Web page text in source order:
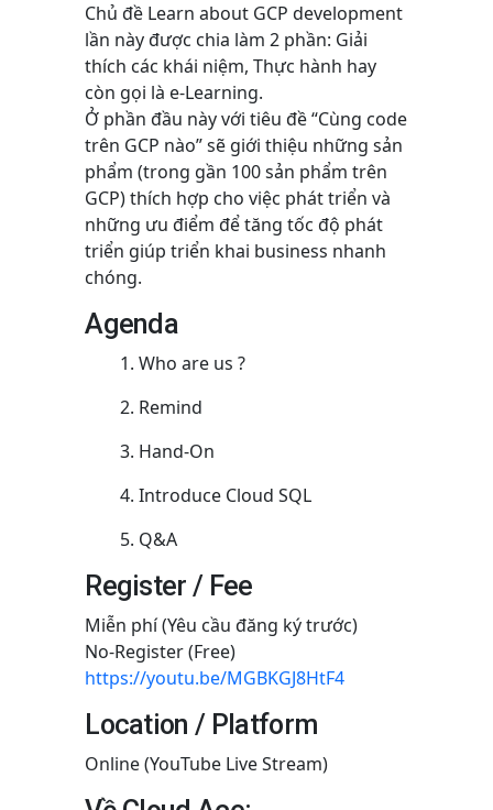
Chủ đề Learn about GCP development
lần này được chia làm 2 phần: Giải
thích các khái niệm, Thực hành hay
còn gọi là e-Learning.
Ở phần đầu này với tiêu đề “Cùng code
trên GCP nào” sẽ giới thiệu những sản
phẩm (trong gần 100 sản phẩm trên
GCP) thích hợp cho việc phát triển và
những ưu điểm để tăng tốc độ phát
triển giúp triển khai business nhanh
chóng.
Agenda
Who are us ?
Remind
Hand-On
Introduce Cloud SQL
Q&A
Register / Fee
Miễn phí (Yêu cầu đăng ký trước)
No-Register (Free)
https://youtu.be/MGBKGJ8HtF4
Location / Platform
Online (YouTube Live Stream)